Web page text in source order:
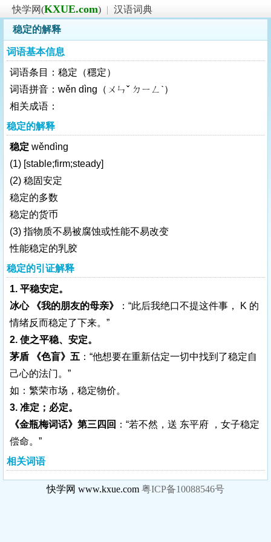
快学网(KXUE.com) | 汉语词典
稳定的解释
词语基本信息
词语条目：稳定（穩定）
词语拼音：wěn dìng（ㄨㄣˇ ㄉㄧㄥˋ）
相关成语：
稳定的解释
稳定 wěndìng
(1) [stable;firm;steady]
(2) 稳固安定
稳定的多数
稳定的货币
(3) 指物质不易被腐蚀或性能不易改变
性能稳定的乳胶
稳定的引证解释
1. 平稳安定。
冰心 《我的朋友的母亲》
：“此后我绝口不提这件事， K 的
情绪反而稳定了下来。”
2. 使之平稳、安定。
茅盾 《色盲》五 ：“他想要在重新估定一切中找到了稳定自
己心的法门。”
如：繁荣市场，稳定物价。
3. 准定；必定。
《金瓶梅词话》第三四回 ：“若不然，送 东平府 ，女子稳定
偿命。”
相关词语
快学网 www.kxue.com 粤ICP备10088546号